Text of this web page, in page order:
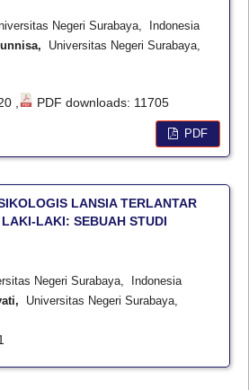
Negeri Surabaya, Indonesia
Universitas Negeri Surabaya,
, PDF downloads: 11705
PDF
LANSIA TERLANTAR
LAKI: SEBUAH STUDI
Negeri Surabaya, Indonesia
Universitas Negeri Surabaya,